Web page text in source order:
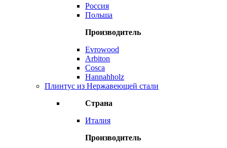
Россия
Польша
Производитель
Evrowood
Arbiton
Cosca
Hannahholz
Плинтус из Нержавеющей стали
Страна
Италия
Производитель